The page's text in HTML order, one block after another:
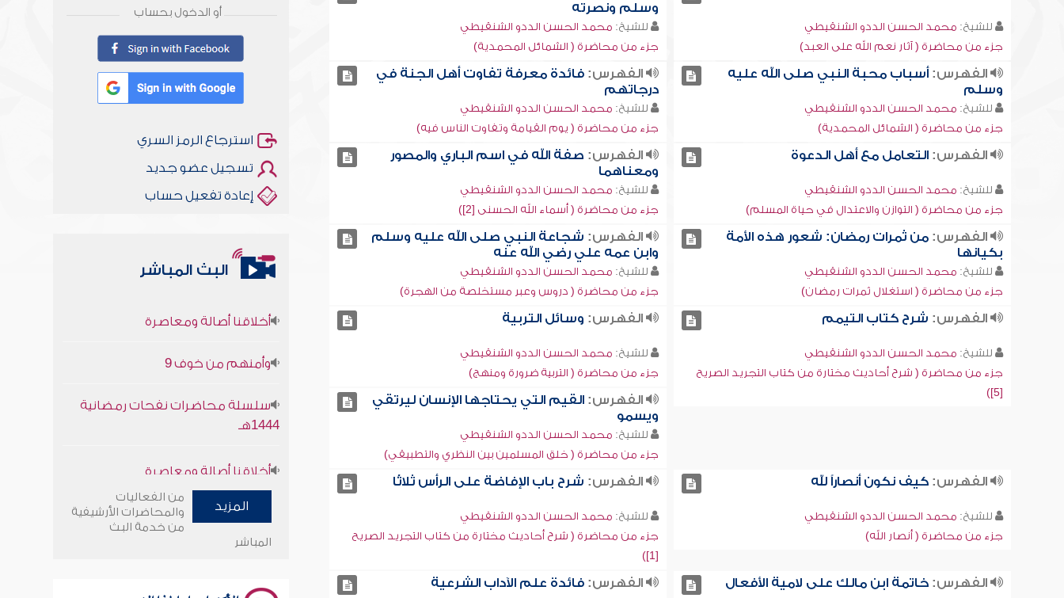
للشيخ: محمد الحسن الددو الشنقيطي
جزء من محاضرة ( آثار نعم الله على العبد)
وسلم ونصرته
للشيخ: محمد الحسن الددو الشنقيطي
جزء من محاضرة ( الشمائل المحمدية)
الفهرس:أسباب محبة النبي صلى الله عليه
وسلم
للشيخ: محمد الحسن الددو الشنقيطي
جزء من محاضرة ( الشمائل المحمدية)
الفهرس: فائدة معرفة تفاوت أهل الجنة في
درجاتهم
للشيخ: محمد الحسن الددو الشنقيطي
جزء من محاضرة ( يوم القيامة وتفاوت الناس فيه)
الفهرس:التعامل مع أهل الدعوة
للشيخ: محمد الحسن الددو الشنقيطي
جزء من محاضرة ( التوازن والاعتدال في حياة المسلم)
الفهرس: صفة الله في اسم الباري والمصور
ومعناهما
للشيخ: محمد الحسن الددو الشنقيطي
جزء من محاضرة ( أسماء الله الحسنى [2])
الفهرس:من ثمرات رمضان: شعور هذه الأمة
بكيانها
للشيخ: محمد الحسن الددو الشنقيطي
جزء من محاضرة ( استغلال ثمرات رمضان)
الفهرس: شجاعة النبي صلى الله عليه وسلم
وابن عمه علي رضي الله عنه
للشيخ: محمد الحسن الددو الشنقيطي
جزء من محاضرة ( دروس وعبر مستخلصة من الهجرة)
الفهرس: شرح كتاب التيمم
للشيخ: محمد الحسن الددو الشنقيطي
جزء من محاضرة ( شرح أحاديث مختارة من كتاب التجريد الصريح
[5])
الفهرس: وسائل التربية
للشيخ: محمد الحسن الددو الشنقيطي
جزء من محاضرة ( التربية ضرورة ومنهج)
الفهرس: القيم التي يحتاجها الإنسان ليرتقي
ويسمو
للشيخ: محمد الحسن الددو الشنقيطي
جزء من محاضرة ( خلق المسلمين بين النظري والتطبيقي)
الفهرس:كيف نكون أنصاراً لله
للشيخ: محمد الحسن الددو الشنقيطي
جزء من محاضرة ( أنصار الله)
الفهرس: شرح باب الإفاضة على الرأس ثلاثًا
للشيخ: محمد الحسن الددو الشنقيطي
جزء من محاضرة ( شرح أحاديث مختارة من كتاب التجريد الصريح
[1])
الفهرس:خاتمة ابن مالك على لامية الأفعال الفهرس: فائدة علم الآداب الشرعية
أو الدخول بحساب
استرجاع الرمز السري
تسجيل عضو جديد
إعادة تفعيل حساب
البث المباشر
1444هـ
سلسلة محاضرات نفحات رمضانية
1444هـ
المزيد
من الفعاليات
والمحاضرات الأرشيفية
من خدمة البث
المباشر